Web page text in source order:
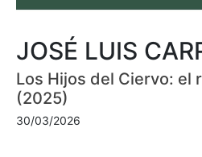
JOSÉ LUIS
Los Hijos del Ciervo: el
(2025)
30/03/2026